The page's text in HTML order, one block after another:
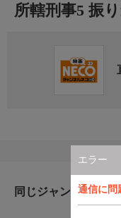
エラー
通信に問
所轄刑事5 振
同じジャンルのおす